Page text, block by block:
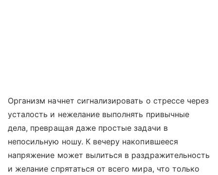
Организм начнет сигнализировать о стрессе через
усталость и нежелание выполнять привычные
дела, превращая даже простые задачи в
непосильную ношу. К вечеру накопившееся
напряжение может вылиться в раздражительность
и желание спрятаться от всего мира, что только